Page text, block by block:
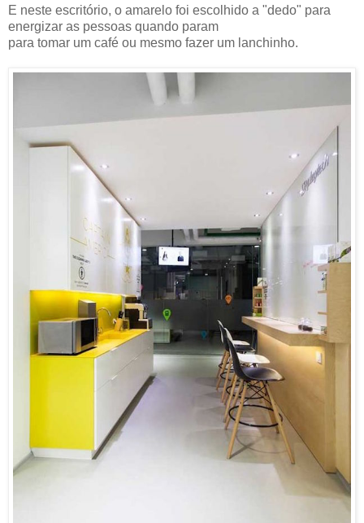
E neste escritório, o amarelo foi escolhido a "dedo" para
energizar as pessoas quando param
para tomar um café ou mesmo fazer um lanchinho.